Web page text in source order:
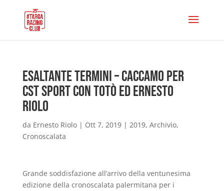
Esaltante Termini – Caccamo per
Cst Sport con Totò ed Ernesto
Riolo
da Ernesto Riolo| Ott 7, 2019| 2019, Archivio,
Cronoscalata
Grande soddisfazione all’arrivo della ventunesima
edizione della cronoscalata palermitana per i